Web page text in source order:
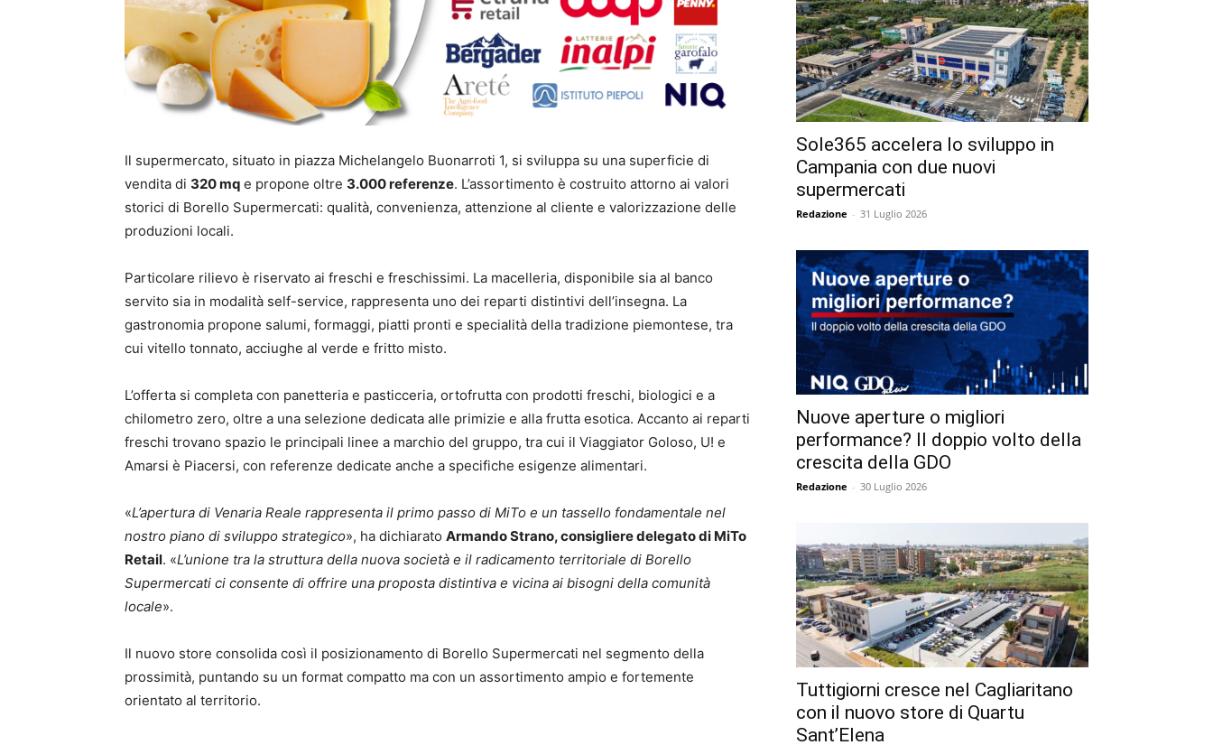
Il supermercato, situato in piazza Michelangelo Buonarroti 1, si sviluppa su una superficie di
vendita di 320 mq e propone oltre 3.000 referenze. L’assortimento è costruito attorno ai valori
storici di Borello Supermercati: qualità, convenienza, attenzione al cliente e valorizzazione delle
produzioni locali.
Particolare rilievo è riservato ai freschi e freschissimi. La macelleria, disponibile sia al banco
servito sia in modalità self-service, rappresenta uno dei reparti distintivi dell’insegna. La
gastronomia propone salumi, formaggi, piatti pronti e specialità della tradizione piemontese, tra
cui vitello tonnato, acciughe al verde e fritto misto.
L’offerta si completa con panetteria e pasticceria, ortofrutta con prodotti freschi, biologici e a
chilometro zero, oltre a una selezione dedicata alle primizie e alla frutta esotica. Accanto ai reparti
freschi trovano spazio le principali linee a marchio del gruppo, tra cui il Viaggiator Goloso, U! e
Amarsi è Piacersi, con referenze dedicate anche a specifiche esigenze alimentari.
«L’apertura di Venaria Reale rappresenta il primo passo di MiTo e un tassello fondamentale nel
nostro piano di sviluppo strategico», ha dichiarato Armando Strano, consigliere delegato di MiTo
Retail. «L’unione tra la struttura della nuova società e il radicamento territoriale di Borello
Supermercati ci consente di offrire una proposta distintiva e vicina ai bisogni della comunità
locale».
Il nuovo store consolida così il posizionamento di Borello Supermercati nel segmento della
prossimità, puntando su un format compatto ma con un assortimento ampio e fortemente
orientato al territorio.
Sole365 accelera lo sviluppo in
Campania con due nuovi
supermercati
Redazione - 31 Luglio 2026
Nuove aperture o migliori
performance? Il doppio volto della
crescita della GDO
Redazione - 30 Luglio 2026
Tuttigiorni cresce nel Cagliaritano
con il nuovo store di Quartu
Sant’Elena